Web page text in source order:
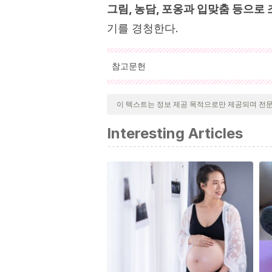
그림, 농담, 포옹과 입맞춤 등으로
기를 경청한다.
참고문헌
인용된 모든 출처는 우리 팀에 의해 집요하
기 위해 처리되었습니다. 이 문서의 참고
Recuperado abril de 2020, de
Sabater, V. (2017, diciembre 18).
abril de 2020, de https://
padres/
이 텍스트는 정보 제공 목적으로만 제공되며 전
Interesting Articles